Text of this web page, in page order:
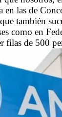
en las de
también
como en
filas de 500